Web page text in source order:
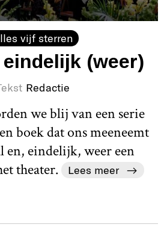
vijf sterren
(weer)
Redactie
we blij van een serie
boek dat ons meeneemt
en, eindelijk, weer een
theater.
Lees meer